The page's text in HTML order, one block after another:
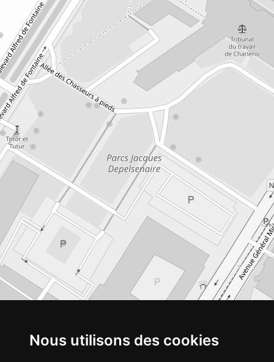
Nous utilisons des cookies